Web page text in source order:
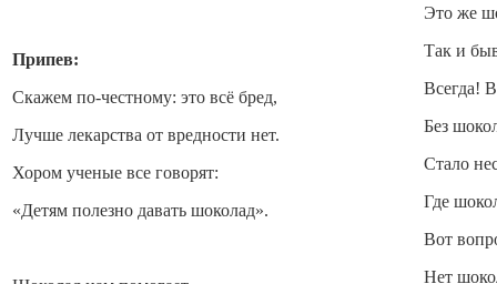
Припев:
Скажем по-честному: это всё бред,
Лучше лекарства от вредности нет.
Хором ученые все говорят:
«Детям полезно давать шоколад».
Это же
Так и
Всегда!
Без
Стало
Где
Вот
Нет